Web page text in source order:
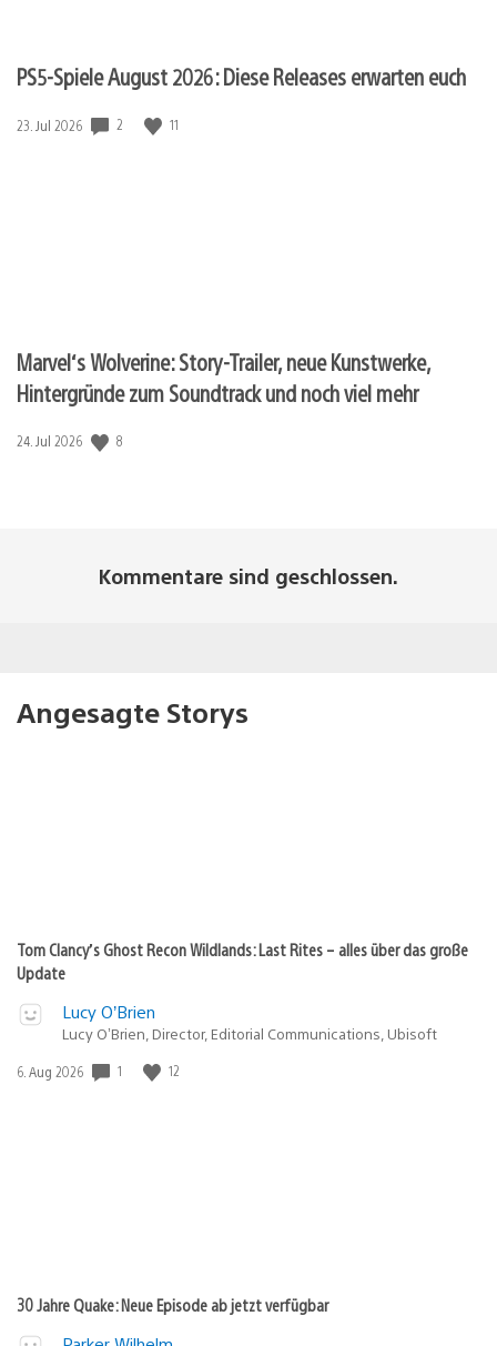
PS5-Spiele August 2026: Diese Releases erwarten euch
Veröffentlichungsdatum:
23. Jul 2026 2 11
Marvel‘s Wolverine: Story-Trailer, neue Kunstwerke,
Hintergründe zum Soundtrack und noch viel mehr
Veröffentlichungsdatum:
24. Jul 2026 8
Kommentare sind geschlossen.
Angesagte Storys
Tom Clancy’s Ghost Recon Wildlands: Last Rites – alles über das große
Update
Lucy O’Brien
Lucy O’Brien, Director, Editorial Communications, Ubisoft
Veröffentlichungsdatum:
6. Aug 2026 1 12
30 Jahre Quake: Neue Episode ab jetzt verfügbar